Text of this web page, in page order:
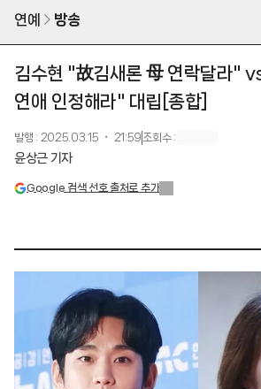
연예 방송
김수현 "故김새론 母 연락달라"
연애 인정해라" 대립[종합]
발행 : 2025.03.15 ・ 21:59 조회수:
윤상근 기자
Google 검색 선호 출처로 추가